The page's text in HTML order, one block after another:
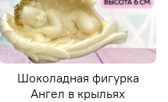
Шоколадная фигурка
Ангел в крыльях